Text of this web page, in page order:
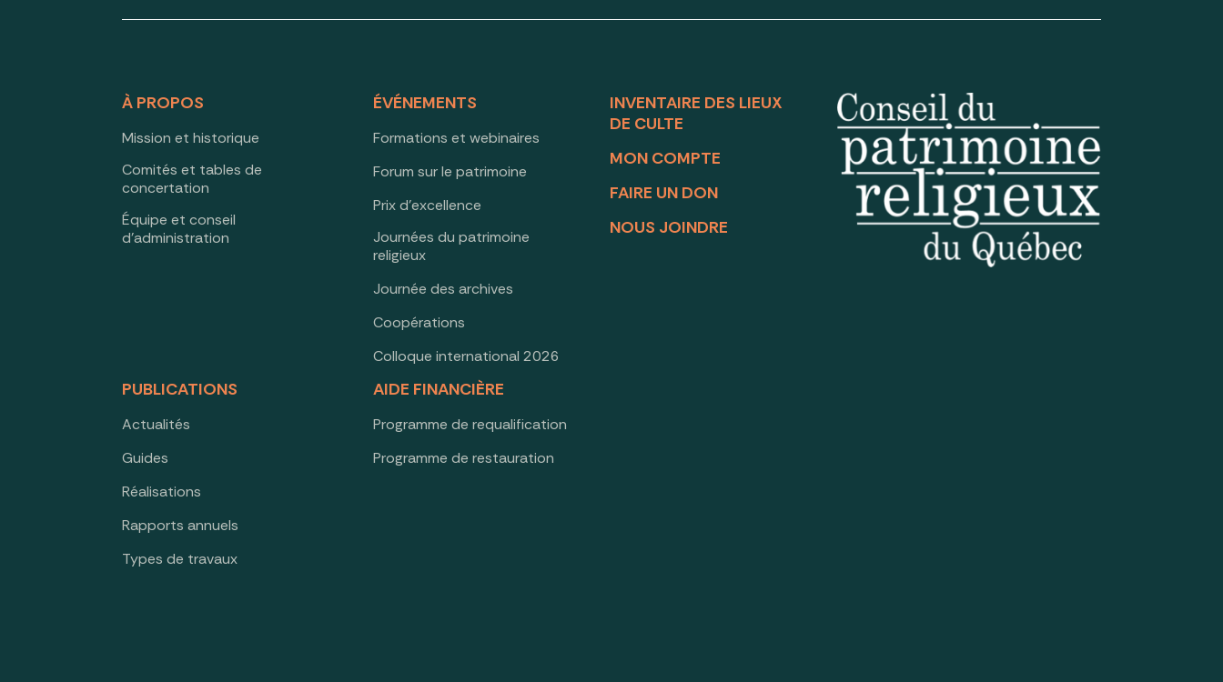
À PROPOS
Mission et historique
Comités et tables de
concertation
Équipe et conseil
d’administration
ÉVÉNEMENTS
Formations et webinaires
Forum sur le patrimoine
Prix d’excellence
Journées du patrimoine
religieux
Journée des archives
Coopérations
Colloque international 2026
PUBLICATIONS
Actualités
Guides
Réalisations
Rapports annuels
Types de travaux
AIDE FINANCIÈRE
Programme de requalification
Programme de restauration
INVENTAIRE DES LIEUX
DE CULTE
MON COMPTE
FAIRE UN DON
NOUS JOINDRE